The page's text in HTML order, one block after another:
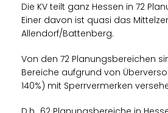
Die KV teilt ganz Hessen in 72
Einer davon ist quasi das
Allendorf/Battenberg.
Von den 72 Planungsbereichen
Bereiche aufgrund von
140%) mit Sperrvermerken